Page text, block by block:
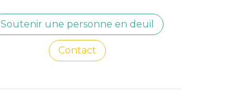
Soutenir une personne en deuil
Contact